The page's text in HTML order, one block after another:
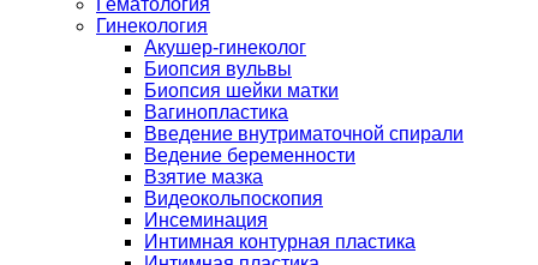
Гематология
Гинекология
Акушер-гинеколог
Биопсия вульвы
Биопсия шейки матки
Вагинопластика
Введение внутриматочной спирали
Ведение беременности
Взятие мазка
Видеокольпоскопия
Инсеминация
Интимная контурная пластика